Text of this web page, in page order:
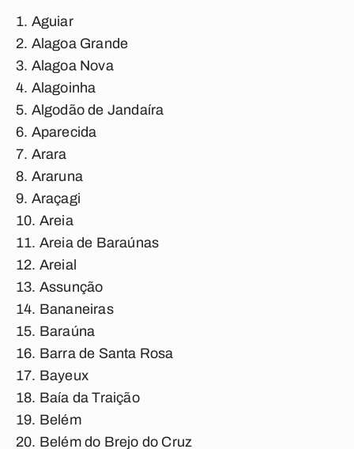
Aguiar
Alagoa Grande
Alagoa Nova
Alagoinha
Algodão de Jandaíra
Aparecida
Arara
Araruna
Araçagi
Areia
Areia de Baraúnas
Areial
Assunção
Bananeiras
Baraúna
Barra de Santa Rosa
Bayeux
Baía da Traição
Belém
Belém do Brejo do Cruz